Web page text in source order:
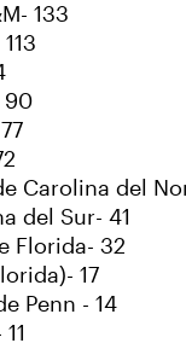
133
90
Carolina del
del Sur- 41
Florida- 32
17
Penn - 14